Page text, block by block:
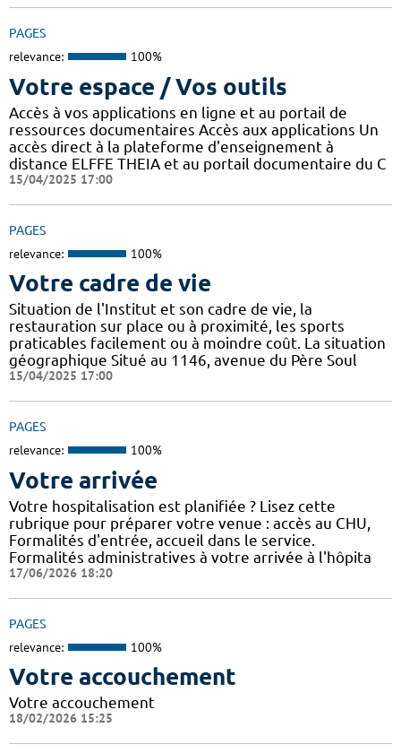
PAGES
relevance: 100%
Votre espace / Vos outils
Accès à vos applications en ligne et au portail de
ressources documentaires Accès aux applications Un
accès direct à la plateforme d'enseignement à
distance ELFFE THEIA et au portail documentaire du C
15/04/2025 17:00
PAGES
relevance: 100%
Votre cadre de vie
Situation de l'Institut et son cadre de vie, la
restauration sur place ou à proximité, les sports
praticables facilement ou à moindre coût. La situation
géographique Situé au 1146, avenue du Père Soul
15/04/2025 17:00
PAGES
relevance: 100%
Votre arrivée
Votre hospitalisation est planifiée ? Lisez cette
rubrique pour préparer votre venue : accès au CHU,
Formalités d'entrée, accueil dans le service.
Formalités administratives à votre arrivée à l'hôpita
17/06/2026 18:20
PAGES
relevance: 100%
Votre accouchement
Votre accouchement
18/02/2026 15:25